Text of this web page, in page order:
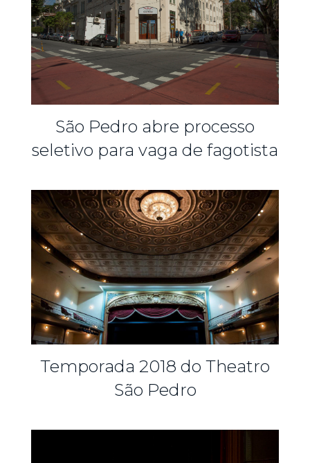
São Pedro abre processo
seletivo para vaga de fagotista
Temporada 2018 do Theatro
São Pedro